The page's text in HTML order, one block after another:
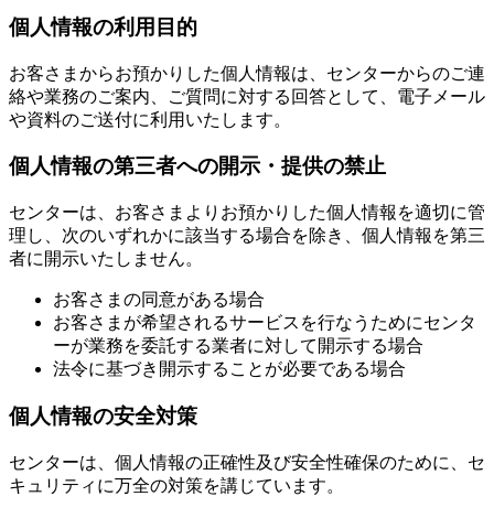
個人情報の利用目的
お客さまからお預かりした個人情報は、センターからのご連
絡や業務のご案内、ご質問に対する回答として、電子メール
や資料のご送付に利用いたします。
個人情報の第三者への開示・提供の禁止
センターは、お客さまよりお預かりした個人情報を適切に管
理し、次のいずれかに該当する場合を除き、個人情報を第三
者に開示いたしません。
お客さまの同意がある場合
お客さまが希望されるサービスを行なうためにセンタ
ーが業務を委託する業者に対して開示する場合
法令に基づき開示することが必要である場合
個人情報の安全対策
センターは、個人情報の正確性及び安全性確保のために、セ
キュリティに万全の対策を講じています。